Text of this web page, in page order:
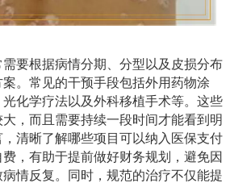
要根据病情分期、分型以及皮损分布
。常见的干预手段包括外用药物涂
化学疗法以及外科移植手术等。这些
，而且需要持续一段时间才能看到明
清晰了解哪些项目可以纳入医保支付
，有助于提前做好财务规划，避免因
情反复。同时，规范的治疗不仅能提